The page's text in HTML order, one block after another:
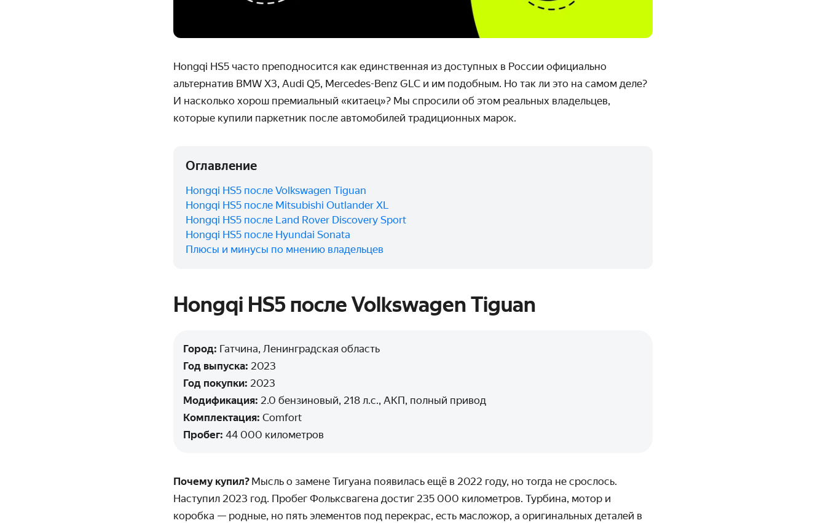
Hongqi HS5 часто преподносится как единственная из доступных в России официально
альтернатив BMW X3, Audi Q5, Mercedes-Benz GLC и им подобным. Но так ли это на самом деле?
И насколько хорош премиальный «китаец»? Мы спросили об этом реальных владельцев,
которые купили паркетник после автомобилей традиционных марок.
Оглавление
Hongqi HS5 после Volkswagen Tiguan
Hongqi HS5 после Mitsubishi Outlander XL
Hongqi HS5 после Land Rover Discovery Sport
Hongqi HS5 после Hyundai Sonata
Плюсы и минусы по мнению владельцев
Hongqi HS5 после Volkswagen Tiguan
Город: Гатчина, Ленинградская область
Год выпуска: 2023
Год покупки: 2023
Модификация: 2.0 бензиновый, 218 л.с., АКП, полный привод
Комплектация: Comfort
Пробег: 44 000 километров
Почему купил? Мысль о замене Тигуана появилась ещё в 2022 году, но тогда не срослось.
Наступил 2023 год. Пробег Фольксвагена достиг 235 000 километров. Турбина, мотор и
коробка — родные, но пять элементов под перекрас, есть масложор, а оригинальных деталей в